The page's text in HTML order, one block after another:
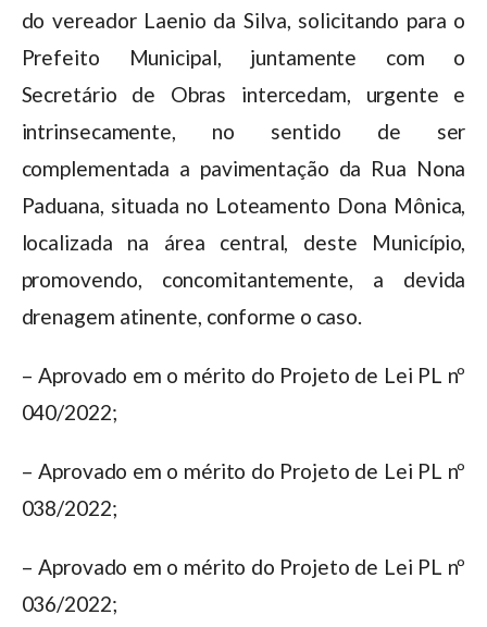
do vereador Laenio da Silva, solicitando para o
Prefeito Municipal, juntamente com o
Secretário de Obras intercedam, urgente e
intrinsecamente, no sentido de ser
complementada a pavimentação da Rua Nona
Paduana, situada no Loteamento Dona Mônica,
localizada na área central, deste Município,
promovendo, concomitantemente, a devida
drenagem atinente, conforme o caso.
– Aprovado em o mérito do Projeto de Lei PL nº
040/2022;
– Aprovado em o mérito do Projeto de Lei PL nº
038/2022;
– Aprovado em o mérito do Projeto de Lei PL nº
036/2022;